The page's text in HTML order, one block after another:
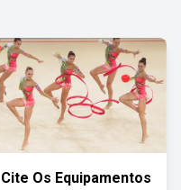
Cite Os Equipamentos